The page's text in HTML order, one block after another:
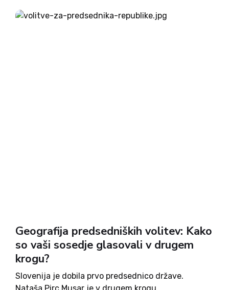
Ga je imelo, gotovo, a ne...
Geografija predsedniških volitev: Kako
so vaši sosedje glasovali v drugem
krogu?
Slovenija je dobila prvo predsednico države.